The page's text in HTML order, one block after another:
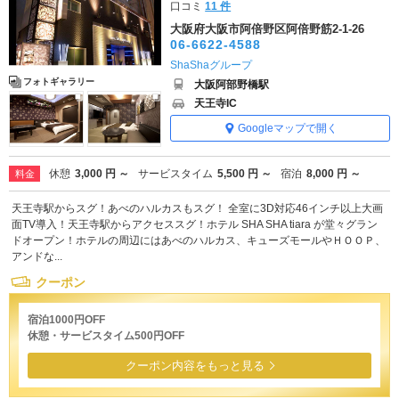
フォトギャラリー
口コミ11 件
大阪府大阪市阿倍野区阿倍野筋2-1-26
06-6622-4588
ShaShaグループ
大阪阿部野橋駅
天王寺IC
Googleマップで開く
料金 休憩 3,000 円 ～ サービスタイム 5,500 円 ～ 宿泊 8,000 円 ～
天王寺駅からスグ！あべのハルカスもスグ！ 全室に3D対応46インチ以上大画
面TV導入！天王寺駅からアクセススグ！ホテル SHA SHA tiara が堂々グラン
ドオープン！ホテルの周辺にはあべのハルカス、キューズモールやＨＯＯＰ、
アンドな...
クーポン
宿泊1000円OFF
休憩・サービスタイム500円OFF
クーポン内容をもっと見る